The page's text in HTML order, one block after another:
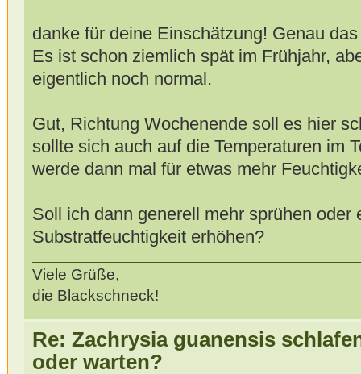
danke für deine Einschätzung! Genau
Es ist schon ziemlich spät im Frühjahr,
eigentlich noch normal.
Gut, Richtung Wochenende soll es hier
sollte sich auch auf die Temperaturen im
werde dann mal für etwas mehr
Soll ich dann generell mehr sprühen oder
Substratfeuchtigkeit erhöhen?
Viele Grüße,
die Blackschneck!
Re: Zachrysia guanensis
oder warten?